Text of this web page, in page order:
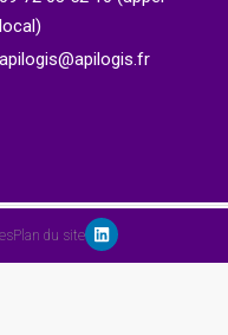
local)
apilogis@apilogis.fr
Plan du site